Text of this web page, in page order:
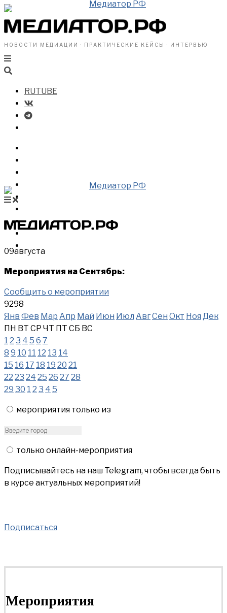
НОВОСТИ МЕДИАЦИИ · ПРАКТИЧЕСКИЕ КЕЙСЫ · ИНТЕРВЬЮ
RUTUBE
ВИДЕО
09августа
Мероприятия на Сентябрь:
Сообщить о мероприятии
9298
Янв Фев Мар Апр Май Июн Июл АвгСен Окт Ноя Дек
ПН ВТ СР ЧТ ПТ СБ ВС
1 2 3 4 5 6 7
8 9 10 11 12 13 14
15 16 17 18 19 20 21
22 23 24 25 26 27 28
29 30 1 2 3 4 5
мероприятия только из
только онлайн-мероприятия
Подписывайтесь на наш Telegram, чтобы всегда быть
в курсе актуальных мероприятий!
Подписаться
Мероприятия